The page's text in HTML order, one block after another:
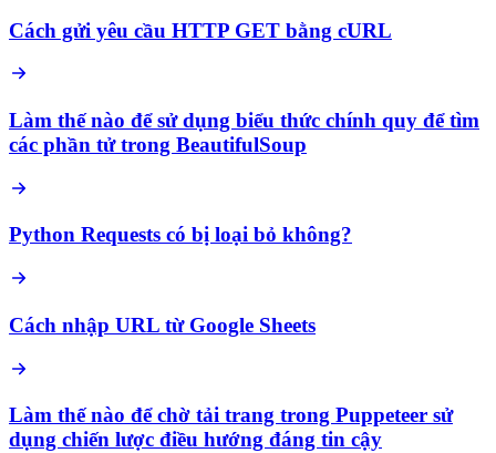
Cách gửi yêu cầu HTTP GET bằng cURL
Làm thế nào để sử dụng biểu thức chính quy để tìm
các phần tử trong BeautifulSoup
Python Requests có bị loại bỏ không?
Cách nhập URL từ Google Sheets
Làm thế nào để chờ tải trang trong Puppeteer sử
dụng chiến lược điều hướng đáng tin cậy